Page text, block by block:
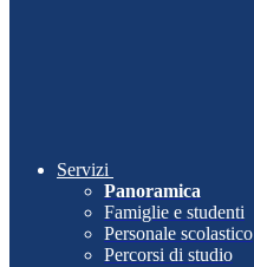
Servizi
Panoramica
Famiglie e studenti
Personale scolastico
Percorsi di studio